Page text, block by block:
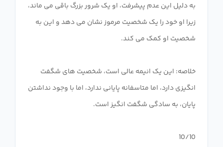
به دلیل این عدم پیشرفت، او یک شرور بزرگ باقی می ماند،
زیرا او خود را یک شخصیت مرموز نشان می دهد و این به
خلاصه: این یک انیمه عالی است، شخصیت های شگفت
انگیزی دارد، اما متاسفانه پایانی ندارد، اما با وجود نداشتن
10/10